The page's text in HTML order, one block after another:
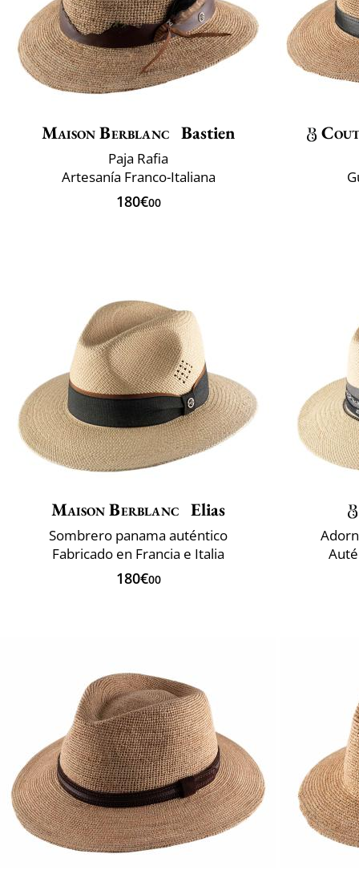
Maison Berblanc Bastien
Paja Rafia
Artesanía Franco-Italiana
180€00
Maison Berblanc Elias
Sombrero panama auténtico
Fabricado en Francia e Italia
180€00